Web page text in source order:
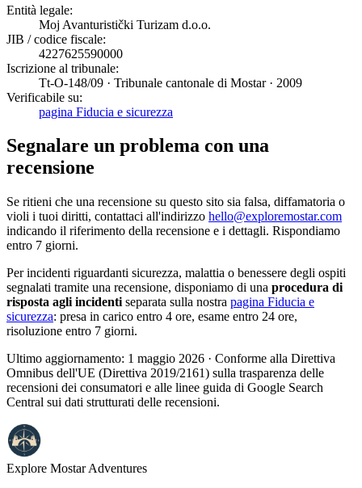
Entità legale:
Moj Avanturistički Turizam d.o.o.
JIB / codice fiscale:
4227625590000
Iscrizione al tribunale:
Tt-O-148/09 · Tribunale cantonale di Mostar · 2009
Verificabile su:
pagina Fiducia e sicurezza
Segnalare un problema con una
recensione
Se ritieni che una recensione su questo sito sia falsa, diffamatoria o
violi i tuoi diritti, contattaci all'indirizzo hello@exploremostar.com
indicando il riferimento della recensione e i dettagli. Rispondiamo
entro 7 giorni.
Per incidenti riguardanti sicurezza, malattia o benessere degli ospiti
segnalati tramite una recensione, disponiamo di una procedura di
risposta agli incidenti separata sulla nostra pagina Fiducia e
sicurezza: presa in carico entro 4 ore, esame entro 24 ore,
risoluzione entro 7 giorni.
Ultimo aggiornamento: 1 maggio 2026 · Conforme alla Direttiva
Omnibus dell'UE (Direttiva 2019/2161) sulla trasparenza delle
recensioni dei consumatori e alle linee guida di Google Search
Central sui dati strutturati delle recensioni.
Explore MostarAdventures